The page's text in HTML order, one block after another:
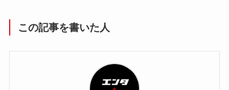
この記事を書いた人